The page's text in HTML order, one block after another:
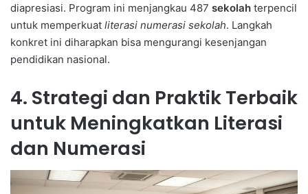
diapresiasi. Program ini menjangkau 487 sekolah terpencil
untuk memperkuat literasi numerasi sekolah. Langkah
konkret ini diharapkan bisa mengurangi kesenjangan
pendidikan nasional.
4. Strategi dan Praktik Terbaik
untuk Meningkatkan Literasi
dan Numerasi